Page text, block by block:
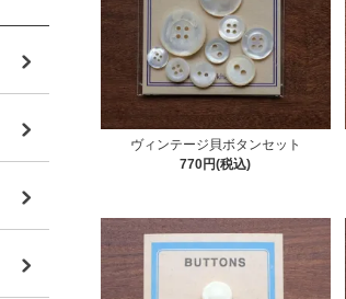
ヴィンテージ貝ボタンセット
770円(税込)